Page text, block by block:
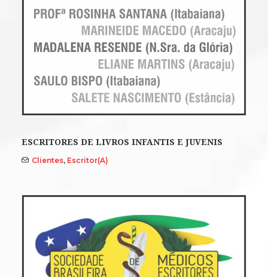
ESCRITORES DE LIVROS INFANTIS E JUVENIS
Clientes, Escritor(a)